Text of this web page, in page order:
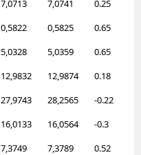
7,0713 7,0741
0.25
0,5822 0,5825
0.65
5,0328 5,0359
0.65
12,9832 12,9874
0.18
27,9743 28,2565
-0.22
16,0133 16,0564
-0.3
7,3749 7,3789
0.52